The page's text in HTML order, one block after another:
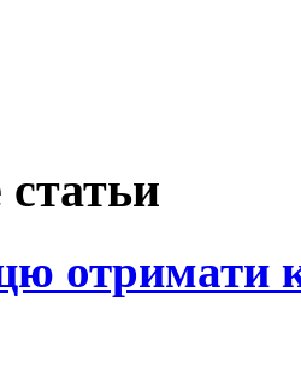
отримати